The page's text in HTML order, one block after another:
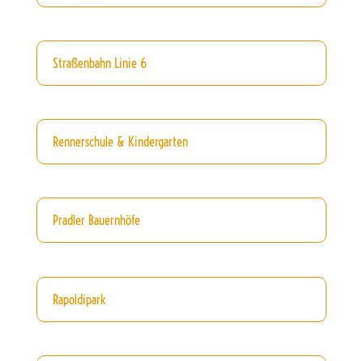
Straßenbahn Linie 6
Rennerschule & Kindergarten
Pradler Bauernhöfe
Rapoldipark